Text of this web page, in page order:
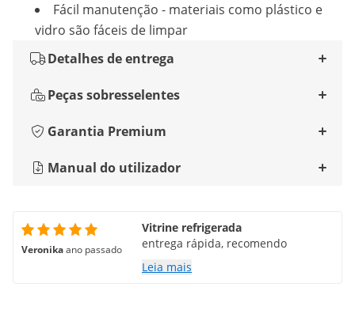
Fácil manutenção - materiais como plástico e
vidro são fáceis de limpar
Detalhes de entrega
Peças sobresselentes
Garantia Premium
Manual do utilizador
Veronikaano passado
Vitrine refrigerada
entrega rápida, recomendo
Leia mais